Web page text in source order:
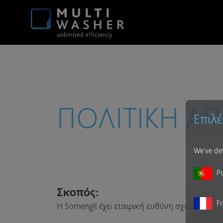
ΠΟΛΙΤΙΚΗ
Σκοπός:
Η Somengil έχει εταιρική ευθύνη σχετικά
We've